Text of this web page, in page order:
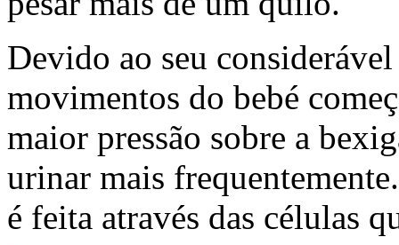
Devido ao seu
movimentos do bebé
maior pressão sobre a
urinar mais
é feita através das células